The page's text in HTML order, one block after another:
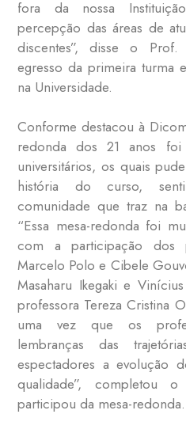
fora da nossa
percepção das áreas de
discentes”, disse o
egresso da primeira turma
na Universidade.
Conforme destacou à
redonda dos 21 anos
universitários, os quais
história do curso,
comunidade que traz na
“Essa mesa-redonda foi
com a participação dos
Marcelo Polo e Cibele
Masaharu Ikegaki e
professora Tereza Cristina
uma vez que os
lembranças das
espectadores a evolução
qualidade”, completou
participou da mesa-redonda.